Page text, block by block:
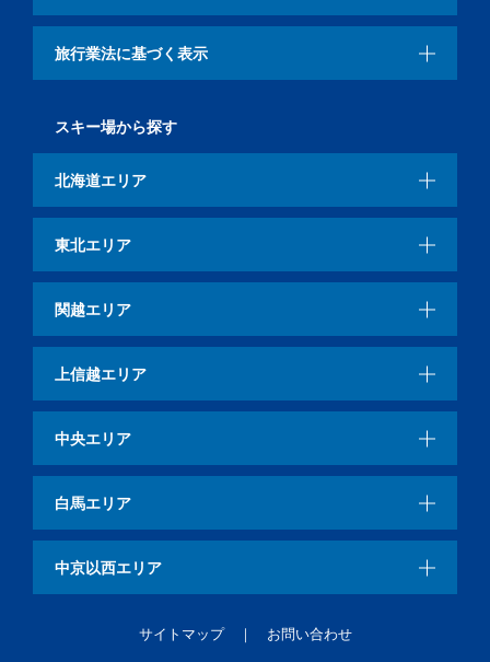
旅行業法に基づく表示
スキー場から探す
北海道エリア
東北エリア
関越エリア
上信越エリア
中央エリア
白馬エリア
中京以西エリア
サイトマップ お問い合わせ